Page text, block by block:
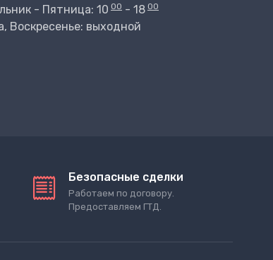
- Пятница: 10 00 - 18 00
Воскресенье: выходной
Безопасные сделки
Работаем по договору.
Предоставляем ГТД.